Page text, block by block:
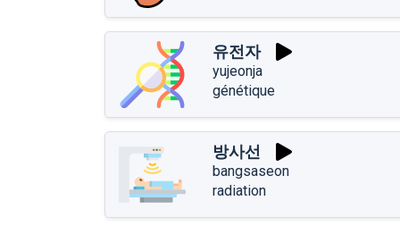
유전자
yujeonja
génétique
방사선
bangsaseon
radiation